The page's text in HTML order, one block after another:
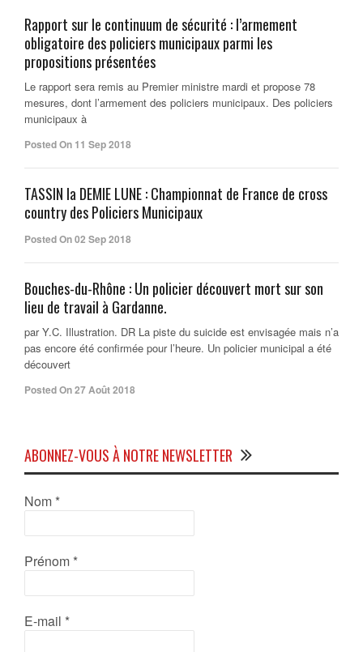
Rapport sur le continuum de sécurité : l’armement
obligatoire des policiers municipaux parmi les
propositions présentées
Le rapport sera remis au Premier ministre mardi et propose 78
mesures, dont l’armement des policiers municipaux. Des policiers
municipaux à
Posted On 11 Sep 2018
TASSIN la DEMIE LUNE : Championnat de France de cross
country des Policiers Municipaux
Posted On 02 Sep 2018
Bouches-du-Rhône : Un policier découvert mort sur son
lieu de travail à Gardanne.
par Y.C. Illustration. DR La piste du suicide est envisagée mais n’a
pas encore été confirmée pour l’heure. Un policier municipal a été
découvert
Posted On 27 Août 2018
ABONNEZ-VOUS À NOTRE NEWSLETTER
Nom *
Prénom *
E-mail *